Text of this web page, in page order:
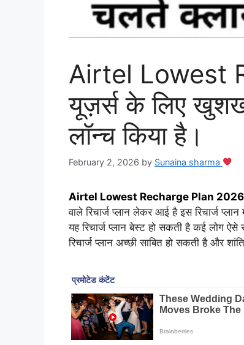
Airtel Lowest
यूज़र्स के लिए
लॉन्च किया है।
February 2, 2026 by Sunaina sharma
Airtel Lowest Recharge Plan
वाले रिचार्ज प्लान लेकर आई है इस रिचार्ज
यह रिचार्ज प्लान बेस्ट हो सकती है कई लोग
रिचार्ज प्लान अच्छी साबित हो सकती है और